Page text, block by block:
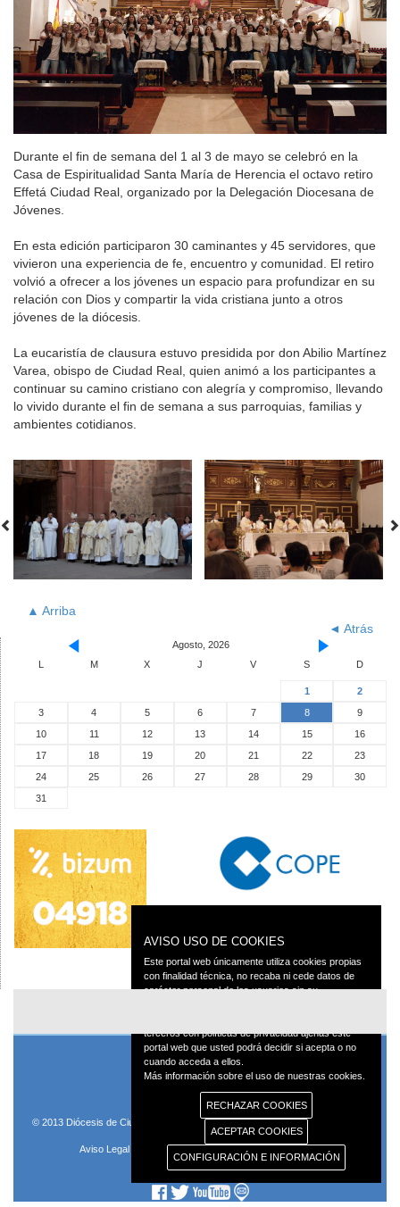
Durante el fin de semana del 1 al 3 de mayo se celebró en la
Casa de Espiritualidad Santa María de Herencia el octavo retiro
Effetá Ciudad Real, organizado por la Delegación Diocesana de
Jóvenes.
En esta edición participaron 30 caminantes y 45 servidores, que
vivieron una experiencia de fe, encuentro y comunidad. El retiro
volvió a ofrecer a los jóvenes un espacio para profundizar en su
relación con Dios y compartir la vida cristiana junto a otros
jóvenes de la diócesis.
La eucaristía de clausura estuvo presidida por don Abilio Martínez
Varea, obispo de Ciudad Real, quien animó a los participantes a
continuar su camino cristiano con alegría y compromiso, llevando
lo vivido durante el fin de semana a sus parroquias, familias y
ambientes cotidianos.
▲ Arriba
◄ Atrás
Agosto, 2026
L
M X J V S D
1
2
3
4 5 6 7 8
9
10
11 12 13 14 15
16
17
18 19 20 21 22
23
24
25 26 27 28 29
30
31
© 2013 Diócesis de Ciudad Real C/Caballeros 5, 13001 Ciudad Real - Tlf.:926
250 25 0 - Fax.: 926 251 258
Aviso Legal
Política de Privacidad Política de Cookies
AVISO USO DE COOKIES
Este portal web únicamente utiliza cookies propias
con finalidad técnica, no recaba ni cede datos de
carácter personal de los usuarios sin su
terceros con políticas de privacidad ajenas este
portal web que usted podrá decidir si acepta o no
cuando acceda a ellos.
Más información sobre el uso de nuestras cookies.
RECHAZAR COOKIES
ACEPTAR COOKIES
CONFIGURACIÓN E INFORMACIÓN